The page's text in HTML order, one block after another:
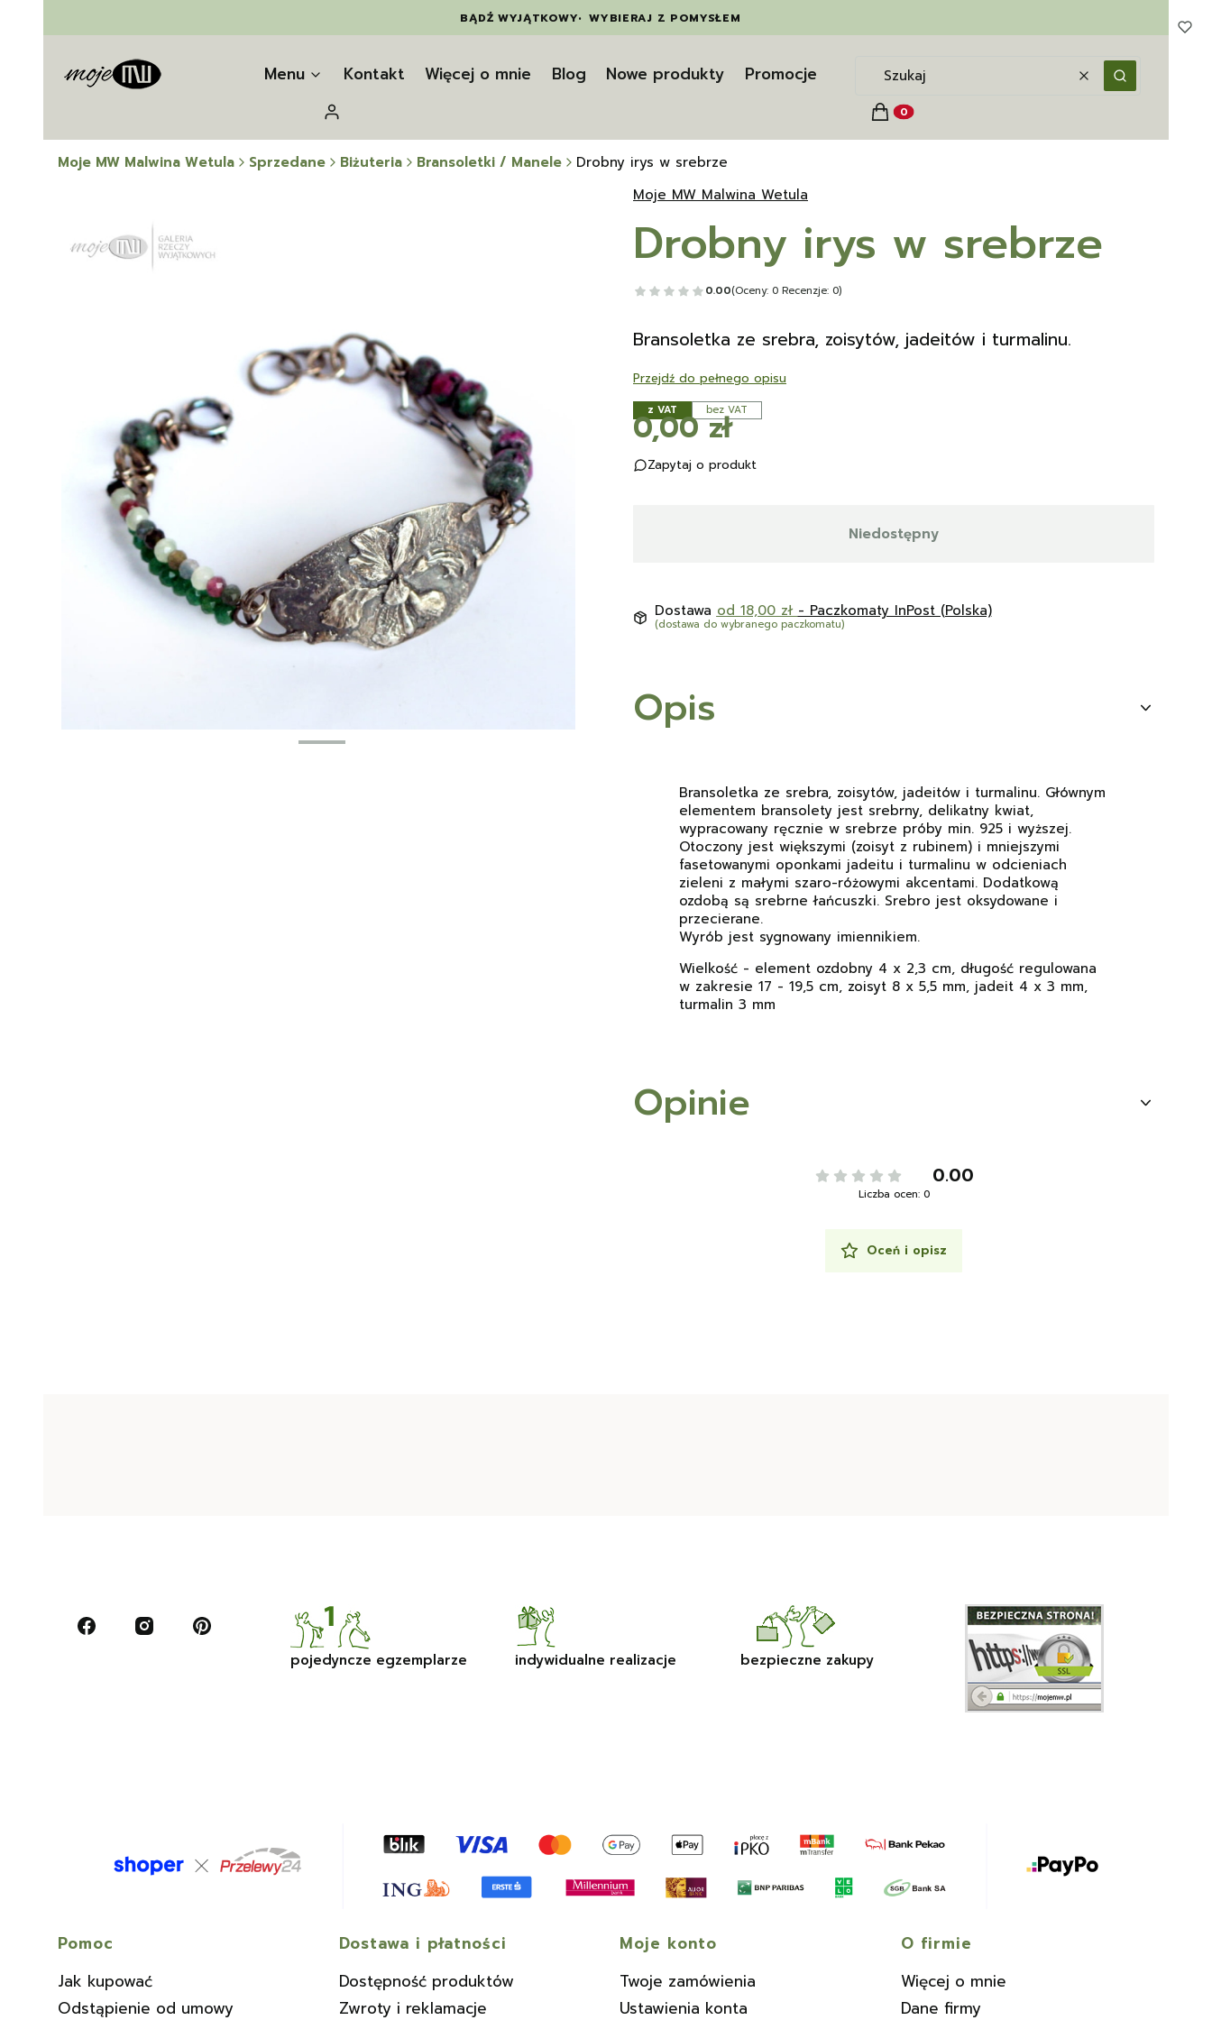
BĄDŹ WYJĄTKOWY• WYBIERAJ Z POMYSŁEM
Menu Kontakt Więcej o mnie Blog Nowe produkty Promocje WyczyśćSzukaj
Zaloguj się Produkty w koszyku: 0. Zobacz szczegóły
Koszyk
Moje MW Malwina Wetula Sprzedane Biżuteria Bransoletki / Manele
Drobny irys w srebrze
Moje MW Malwina Wetula
Drobny irys w srebrze
0.00(Oceny: 0 Recenzje: 0)
Bransoletka ze srebra, zoisytów, jadeitów i turmalinu.
Przejdź do pełnego opisu
z VAT bez VAT
Cena
0,00 zł
Zapytaj o produkt
Niedostępny
Dostawa od 18,00 zł - Paczkomaty InPost (Polska)
(dostawa do wybranego paczkomatu)
Opis
Bransoletka ze srebra, zoisytów, jadeitów i turmalinu. Głównym
elementem bransolety jest srebrny, delikatny kwiat,
wypracowany ręcznie w srebrze próby min. 925 i wyższej.
Otoczony jest większymi (zoisyt z rubinem) i mniejszymi
fasetowanymi oponkami jadeitu i turmalinu w odcieniach
zieleni z małymi szaro-różowymi akcentami. Dodatkową
ozdobą są srebrne łańcuszki. Srebro jest oksydowane i
przecierane.
Wyrób jest sygnowany imiennikiem.
Wielkość - element ozdobny 4 x 2,3 cm, długość regulowana
w zakresie 17 - 19,5 cm, zoisyt 8 x 5,5 mm, jadeit 4 x 3 mm,
turmalin 3 mm
Opinie
0.00
Liczba ocen: 0
Oceń i opisz
pojedyncze egzemplarze indywidualne realizacje bezpieczne zakupy
Linki w stopce
Pomoc
Jak kupować
Odstąpienie od umowy
Dostawa i płatności
Dostępność produktów
Zwroty i reklamacje
Moje konto
Twoje zamówienia
Ustawienia konta
O firmie
Więcej o mnie
Dane firmy